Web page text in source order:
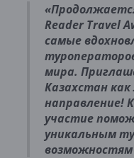
Reader Travel
самые
мира.
Казахстан
направление!
участие
уникальным